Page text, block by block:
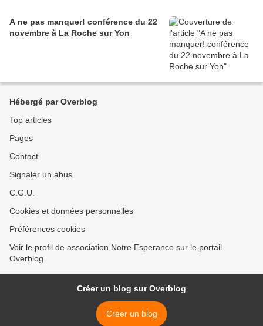
A ne pas manquer! conférence du 22
novembre à La Roche sur Yon
Hébergé par Overblog
Top articles
Pages
Contact
Signaler un abus
C.G.U.
Cookies et données personnelles
Préférences cookies
Voir le profil de association Notre Esperance sur le portail
Overblog
Créer un blog sur Overblog
Créer un blog